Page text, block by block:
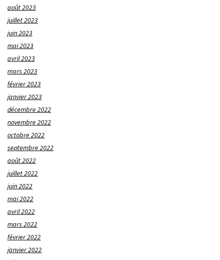
août 2023
juillet 2023
juin 2023
mai 2023
avril 2023
mars 2023
février 2023
janvier 2023
décembre 2022
novembre 2022
octobre 2022
septembre 2022
août 2022
juillet 2022
juin 2022
mai 2022
avril 2022
mars 2022
février 2022
janvier 2022